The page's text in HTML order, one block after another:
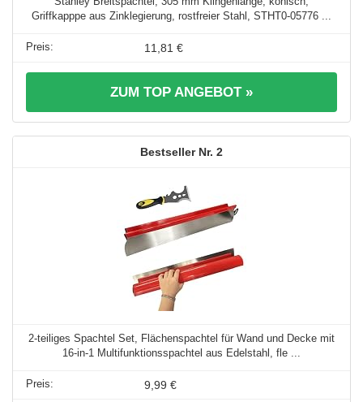
Griffkapppe aus Zinklegierung, rostfreier Stahl, STHT0-05776 ...
11,81 €
ZUM TOP ANGEBOT »
2
2-teiliges Spachtel Set, Flächenspachtel für Wand und Decke mit
16-in-1 Multifunktionsspachtel aus Edelstahl, fle ...
9,99 €